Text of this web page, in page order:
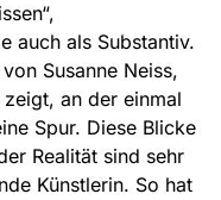
auch als Substantiv.
Susanne Neiss,
an der einmal
Spur. Diese Blicke
Realität sind sehr
Künstlerin. So hat